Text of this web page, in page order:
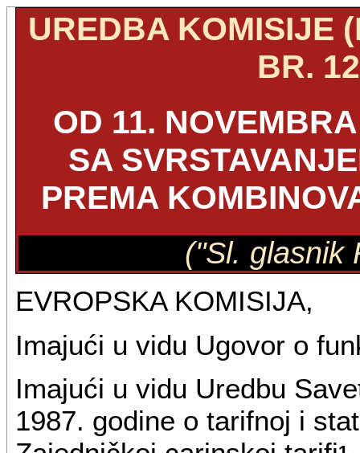
UREDBA KOMISIJE
BR.
OD 11.
SA
PREMA
("Sl. glasnik
EVROPSKA KOMISIJA,
Imajući u vidu Ugovor o
Imajući u vidu Uredbu
1987. godine o tarifnoj i